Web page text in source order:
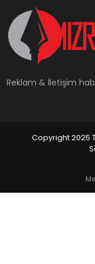
YAŞAM
Reklam & İletişim
Copyright 2025